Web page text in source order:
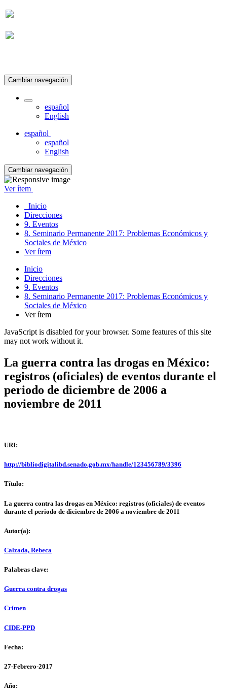
Cambiar navegación
español
English
español
español
English
Cambiar navegación
Ver ítem
Inicio
Direcciones
9. Eventos
8. Seminario Permanente 2017: Problemas Económicos y
Sociales de México
Ver ítem
Inicio
Direcciones
9. Eventos
8. Seminario Permanente 2017: Problemas Económicos y
Sociales de México
Ver ítem
JavaScript is disabled for your browser. Some features of this site
may not work without it.
La guerra contra las drogas en México:
registros (oficiales) de eventos durante el
periodo de diciembre de 2006 a
noviembre de 2011
URI:
http://bibliodigitalibd.senado.gob.mx/handle/123456789/3396
Título:
La guerra contra las drogas en México: registros (oficiales) de eventos
durante el periodo de diciembre de 2006 a noviembre de 2011
Autor(a):
Calzada, Rebeca
Palabras clave:
Guerra contra drogas
Crímen
CIDE-PPD
Fecha:
27-Febrero-2017
Año: